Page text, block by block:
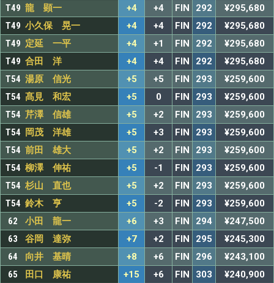
T49 龍 顕一 +4 +4 FIN 292
¥295,680
T49 小久保 晃一 +4 +4 FIN 292
¥295,680
T49 定延 一平 +4 +1 FIN 292
¥295,680
T49 合田 洋 +4 +4 FIN 292
¥295,680
T54 湯原 信光 +5 +5 FIN 293
¥259,600
T54 髙見 和宏 +5 0 FIN 293
¥259,600
T54 芹澤 信雄 +5 +2 FIN 293
¥259,600
T54
岡茂 洋雄 +5 +3 FIN 293
¥259,600
T54 前田 雄大 +5 +2 FIN 293
¥259,600
T54 柳澤 伸祐 +5 -1 FIN 293
¥259,600
T54 杉山 直也 +5 +2 FIN 293
¥259,600
T54 鈴木 亨 +5 -2 FIN 293
¥259,600
62
小田 龍一 +6 +3 FIN 294
¥247,500
63
谷岡 達弥 +7 +2 FIN 295
¥245,300
64
向井 基晴 +8 +6 FIN 296
¥243,100
65
田口 康祐 +15 +6 FIN 303 ¥240,900